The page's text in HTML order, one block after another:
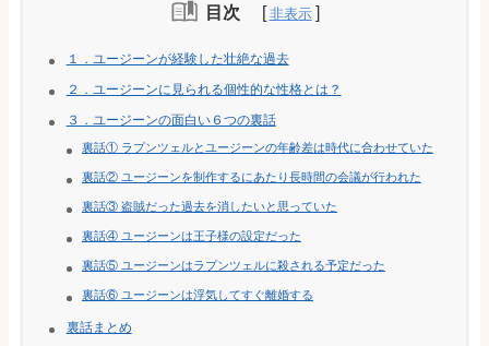
目次
１．ユージーンが経験した壮絶な過去
２．ユージーンに見られる個性的な性格とは？
３．ユージーンの面白い６つの裏話
裏話① ラプンツェルとユージーンの年齢差は時代に合わせていた
裏話② ユージーンを制作するにあたり長時間の会議が行われた
裏話③ 盗賊だった過去を消したいと思っていた
裏話④ ユージーンは王子様の設定だった
裏話⑤ ユージーンはラプンツェルに殺される予定だった
裏話⑥ ユージーンは浮気してすぐ離婚する
裏話まとめ